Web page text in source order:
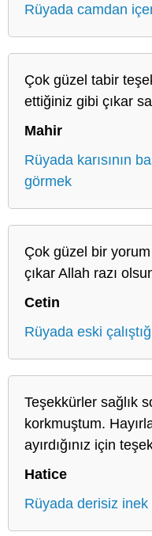
Rüyada camdan
Çok güzel tabir
ettiğiniz gibi çıkar
Mahir
Rüyada karısının
görmek
Çok güzel bir
çıkar Allah razı
Cetin
Rüyada eski
Teşekkürler sağlık
korkmuştum.
ayırdığınız için
Hatice
Rüyada derisiz inek